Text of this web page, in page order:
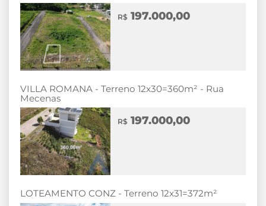
R$ 197.000,00
VILLA ROMANA - Terreno 12x30=360m² - Rua
Mecenas
R$ 197.000,00
LOTEAMENTO CONZ - Terreno 12x31=372m²